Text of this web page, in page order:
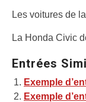
Les voitures de
La Honda Civic
Entrées
Exemple
Exemple